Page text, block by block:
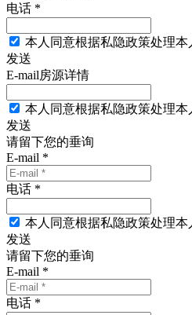
电话 *
本人同意根据私隐政策处理本
发送
E-mail房源详情
本人同意根据私隐政策处理本
发送
请留下您的垂询
E-mail *
电话 *
本人同意根据私隐政策处理本
发送
请留下您的垂询
E-mail *
电话 *